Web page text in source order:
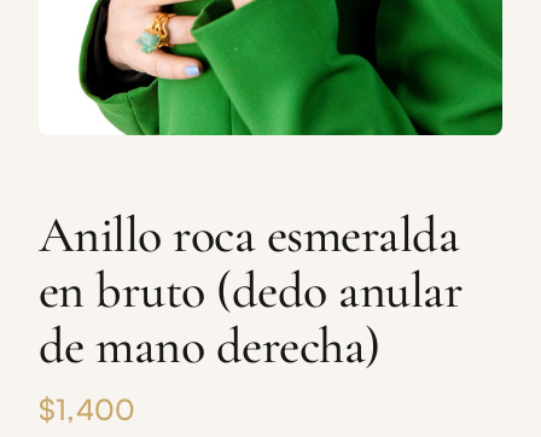
Anillo roca esmeralda
en bruto (dedo anular
de mano derecha)
$1,400